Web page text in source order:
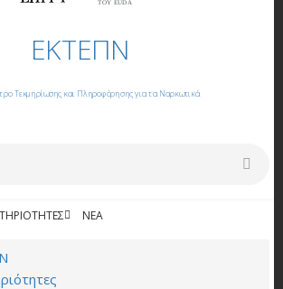
ΤΟΥ EUDA
ΕΚΤΕΠΝ
Τεκμηρίωσης και Πληροφόρησης για τα Ναρκωτικά
NΈΑ